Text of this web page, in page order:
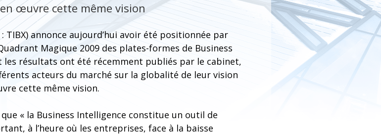
œuvre cette même vision
: TIBX) annonce aujourd’hui avoir été positionnée par
Magique 2009 des plates-formes de Business
les résultats ont été récemment publiés par le cabinet,
acteurs du marché sur la globalité de leur vision
cette même vision.
« la Business Intelligence constitue un outil de
à l’heure où les entreprises, face à la baisse